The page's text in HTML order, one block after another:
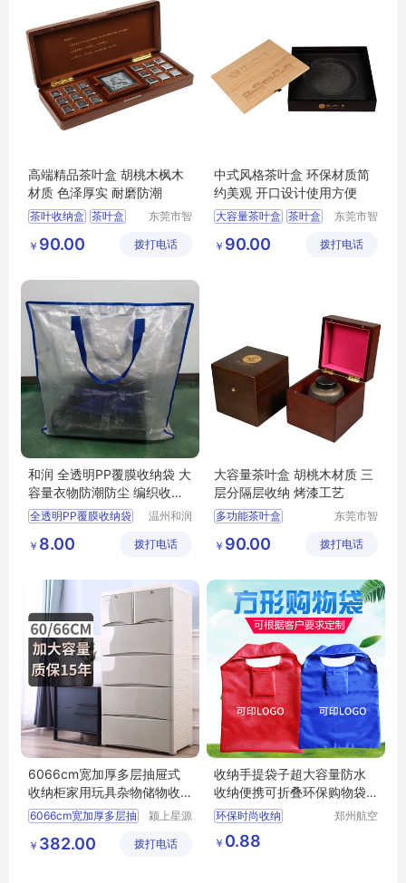
高端精品茶叶盒 胡桃木枫木
材质 色泽厚实 耐磨防潮
茶叶收纳盒 茶叶盒
多功能茶叶盒
东莞市智
限公司
￥ 90.00 拨打电话
中式风格茶叶盒 环保材质简
约美观 开口设计使用方便
大容量茶叶盒 茶叶盒
茶叶收纳盒
东莞市智
限公司
￥ 90.00 拨打电话
和润 全透明PP覆膜收纳袋 大
容量衣物防潮防尘 编织收纳
包 现货
全透明PP覆膜收纳袋
编织收纳包
温州和润
公司
￥ 8.00 拨打电话
大容量茶叶盒 胡桃木材质 三
层分隔层收纳 烤漆工艺
多功能茶叶盒
茶叶收纳盒
东莞市智
限公司
￥ 90.00 拨打电话
6066cm宽加厚多层抽屉式
收纳柜家用玩具杂物储物收
纳柜子整理箱
6066cm宽加厚多层抽
颍上星源
有限公司
￥ 382.00 拨打电话
收纳手提袋子超大容量防水
收纳便携可折叠环保购物袋
印字印logo
环保时尚收纳
手提袋子
超大容量防水收纳
郑州航空
￥ 0.88